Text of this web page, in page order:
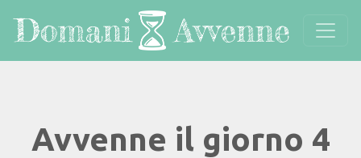
Avvenne il giorno 4